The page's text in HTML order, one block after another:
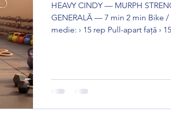
HEAVY CINDY — MURPH STRENGTH PREP
GENERALĂ — 7 min 2 min Bike / Row ușor Bandă elastică
medie: › 15 rep Pull-apart față › 15 rep Pull-apart peste cap
Pull-up prep: › 10 Scapular shrugs la bară › 10 Kipping